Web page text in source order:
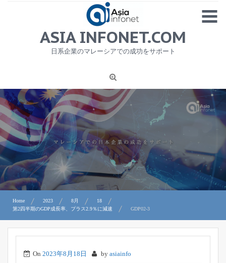
MENU
1
ニュース
労務サービス
プライバシーポリシー及び著作権について
お問合せ
ASIA INFONET.COM
日系企業のマレーシアでの成功をサポート
Home 2023 8月
18
第2四半期のGDP成長率、プラス2.9％に減速
GDP02-3
On 2023年8月18日 by asiainfo